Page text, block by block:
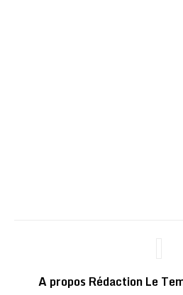
A propos Rédaction Le